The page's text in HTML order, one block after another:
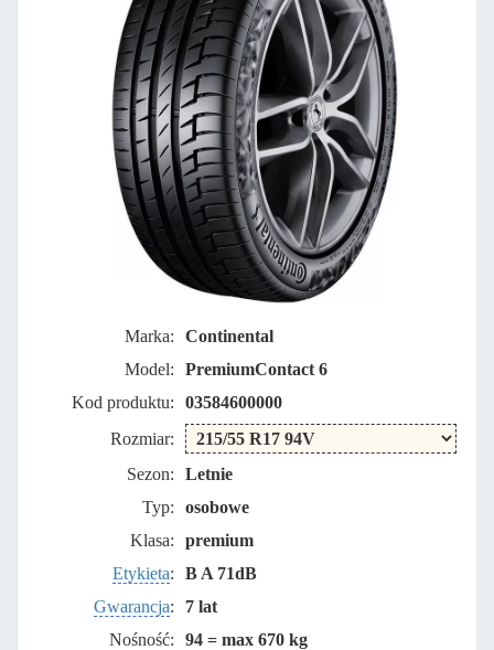
Marka:
Continental
Model:
PremiumContact 6
Kod produktu:
03584600000
Rozmiar:
Sezon:
Letnie
Typ:
osobowe
Klasa:
premium
Etykieta:
B A 71dB
Gwarancja:
7 lat
Nośność:
94 = max 670 kg